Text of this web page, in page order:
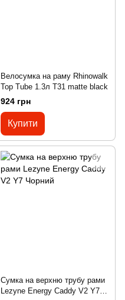
Велосумка на раму Rhinowalk
Top Tube 1.3л T31 matte black
924 грн
Купити
Сумка на верхню трубу рами
Lezyne Energy Caddy V2 Y7